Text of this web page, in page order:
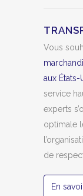
Vous
aux États-
service
experts
optimale
de
En